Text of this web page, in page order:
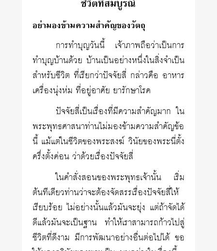
อย่ามองข้ามความสำคัญของวัตถุ
การทำบุญวันนี้ เจ้าภาพถือว่าเป็นการ
ทำบุญบ้านด้วย บ้านเป็นอย่างหนึ่งในสิ่งจำเป็น
สำหรับชีวิต ที่เรียกว่าปัจจัยสี่ กล่าวคือ อาหาร
เครื่องนุ่งห่ม ที่อยู่อาศัย ยารักษาโรค
ปัจจัยสี่เป็นเรื่องที่มีความสำคัญมาก ใน
พระพุทธศาสนาท่านไม่มองข้ามความสำคัญข้อ
นี้ แม้แต่ในชีวิตของพระสงฆ์ วินัยของพระนี่ตั้ง
ครึ่งตั้งค่อน ว่าด้วยเรื่องปัจจัยสี่
ในคำสั่งสอนของพระพุทธเจ้านั้น เริ่ม
ต้นทีเดียวท่านว่าจะต้องจัดสรรเรื่องปัจจัยสี่ให้
เรียบร้อย ไม่อย่างนั้นแล้วมันจะยุ่ง แต่ถ้าจัดได้
ดีแล้วมันจะเป็นฐาน ทำให้เราสามารถก้าวไปสู่
ชีวิตที่ดีงาม มีการพัฒนาอย่างอื่นต่อไปได้ ขอ